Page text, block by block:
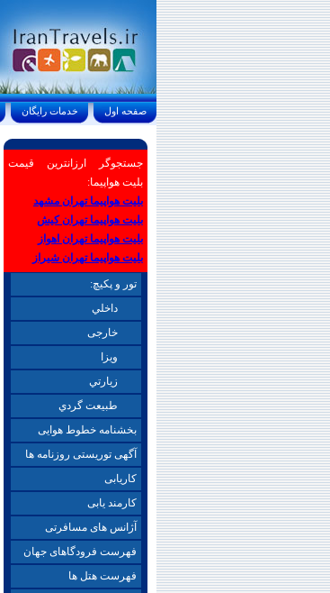
خدمات رايگان صفحه اول
جستجوگر ارزانترین قیمت
بلیت هواپیما:
بلیت هواپیما تهران مشهد
بلیت هواپیما تهران کیش
بلیت هواپیما تهران اهواز
بلیت هواپیما تهران شیراز
تور و پکیچ:
داخلي
خارجی
ويزا
زيارتي
طبيعت گردي
بخشنامه خطوط هوایی
آگهی توریستی روزنامه ها
کاریابی
کارمند یابی
آژانس های مسافرتی
فهرست فرودگاهای جهان
فهرست هتل ها